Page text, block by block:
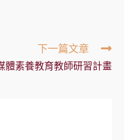
下一篇文章
體素養教育教師研習計畫